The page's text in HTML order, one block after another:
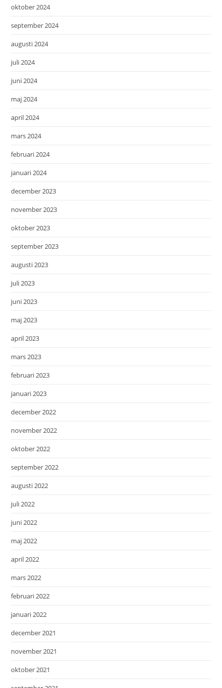
oktober 2024
september 2024
augusti 2024
juli 2024
juni 2024
maj 2024
april 2024
mars 2024
februari 2024
januari 2024
december 2023
november 2023
oktober 2023
september 2023
augusti 2023
juli 2023
juni 2023
maj 2023
april 2023
mars 2023
februari 2023
januari 2023
december 2022
november 2022
oktober 2022
september 2022
augusti 2022
juli 2022
juni 2022
maj 2022
april 2022
mars 2022
februari 2022
januari 2022
december 2021
november 2021
oktober 2021